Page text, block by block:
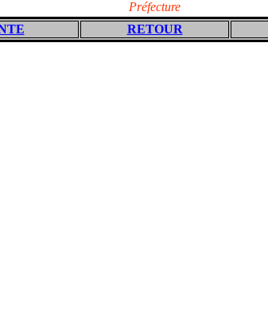
Préfecture
RETOUR